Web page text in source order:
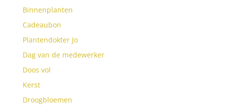
Binnenplanten
Cadeaubon
Plantendokter Jo
Dag van de medewerker
Doos vol
Kerst
Droogbloemen